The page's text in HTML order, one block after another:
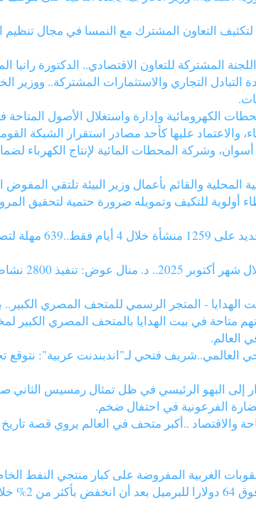
التعاون المشترك مع النمسا في مجال تنظيم
المشتركة للتعاون الاقتصادي.. الدكتورة
التبادل التجاري والاستثمارات المشتركة.. ووزير
الكهرومائية وإدارة واستغلال الأصول
والاعتماد عليها كأحد مصادر استقرار الشبكة
وشركة المحطات المائية لإنتاج الكهرباء
المحلية والقائم بأعمال وزير البيئة تلتقي
أولوية للتكيف وتمويله ضرورة حتمية لتحقيق
الهدايا - المتجر الرسمي للمتحف المصري
في بيت الهدايا بالمتحف المصري الكبير
العالم.
العالمي..شريف فتحي لـ"اندبندنت عربية":
إلى البهو الرئيسي في ظل تمثال رمسيس الثاني
الغربية المفروضة على كبار منتجي النفط
متباينة للصناعة